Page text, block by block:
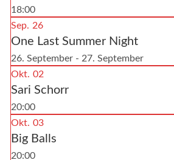
18:00
Sep. 26
One Last Summer Night
26. September - 27. September
Okt. 02
Sari Schorr
20:00
Okt. 03
Big Balls
20:00